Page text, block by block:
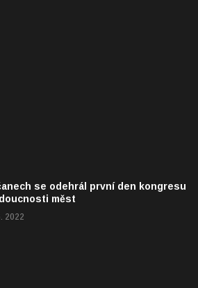
se odehrál první den kongresu
měst
2022